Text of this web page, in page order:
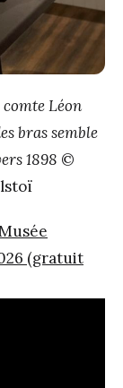
Léon
bras semble
1898 ©
(gratuit